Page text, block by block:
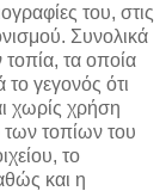
του, στις
Συνολικά
τα οποία
γεγονός ότι
χωρίς χρήση
των τοπίων του
το
και η